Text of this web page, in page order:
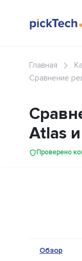
Главная
Сравнение
Atlas
Проверено
Обзор